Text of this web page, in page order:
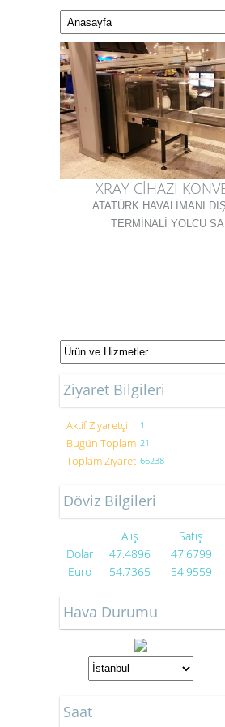
XRAY CİHAZI
ATATÜRK HAVALİMANI
TERMİNALİ YOLCU
Ziyaret Bilgileri
Aktif Ziyaretçi 1
Bugün Toplam 21
Toplam Ziyaret 66238
Döviz Bilgileri
Alış
Satış
Dolar
47.4896
47.6799
Euro
54.7365 54.9559
Hava Durumu
Saat